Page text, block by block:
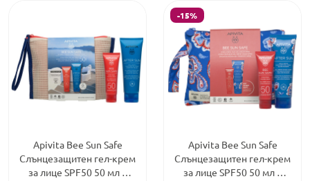
Apivita Bee Sun Safe
Слънцезащитен гел-крем
за лице SPF50 50 мл +
-15%
Apivita Bee Sun Safe
Слънцезащитен гел-крем
за лице SPF50 50 мл +